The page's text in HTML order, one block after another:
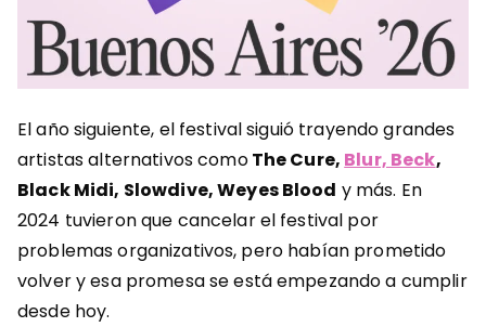
El año siguiente, el festival siguió trayendo grandes
artistas alternativos comoThe Cure, Blur, Beck,
Black Midi, Slowdive, Weyes Blood y más. En
2024 tuvieron que cancelar el festival por
problemas organizativos, pero habían prometido
volver y esa promesa se está empezando a cumplir
desde hoy.